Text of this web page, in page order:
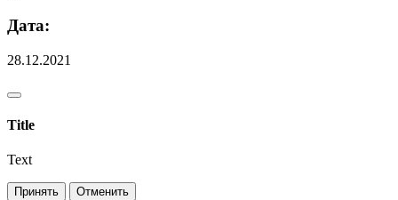
Дата:
28.12.2021
Title
Text
Принять Отменить